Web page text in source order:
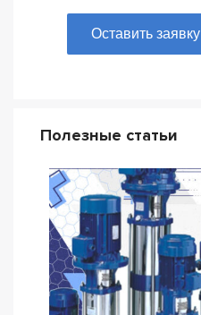
Оставить заявку
Полезные статьи